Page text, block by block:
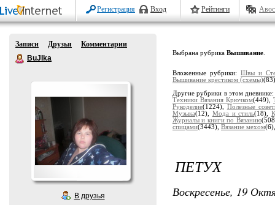
Регистрация Вход Рейтинги
Записи Друзья
Комментарии
BuJIka
В друзья
Выбрана рубрика Вышивание
Вложенные рубрики:Швы и
Вышивание крестиком (схемы)
Другие рубрики в этом
Техники Вязания Крючком(449),
Рукоделие(1224), Полезные
Музыка(12), Мода и стиль(18),
Журналы и книги по Вязанию
спицами(3443), Вязание мехом
ПЕТУХ
Воскресенье, 19